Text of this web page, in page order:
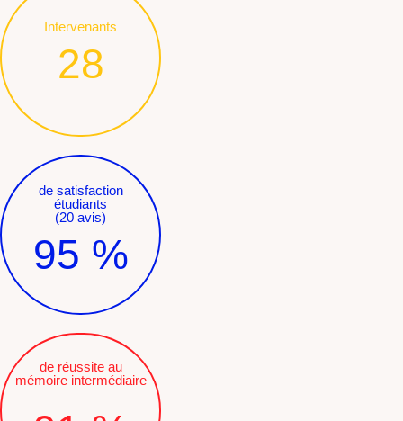
Intervenants
28
de satisfaction
étudiants
(20 avis)
95 %
de réussite au
mémoire intermédiaire